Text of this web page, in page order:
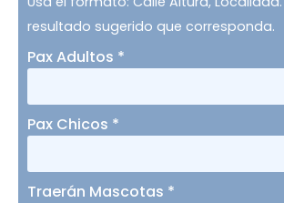
resultado sugerido que corresponda.
Pax Adultos *
Pax Chicos *
Traerán Mascotas *